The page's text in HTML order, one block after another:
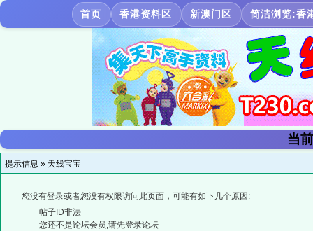
首页 香港资料区 新澳门区 简洁浏览:香
当
提示信息 » 天线宝宝
您没有登录或者您没有权限访问此页面，可能有如下几个原因:
帖子ID非法
您还不是论坛会员,请先登录论坛